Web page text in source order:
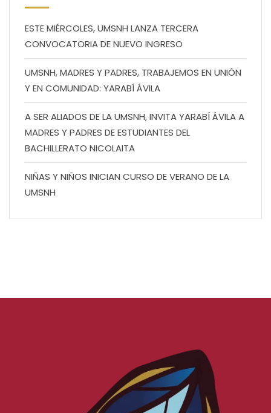
ESTE MIÉRCOLES, UMSNH LANZA TERCERA
CONVOCATORIA DE NUEVO INGRESO
UMSNH, MADRES Y PADRES, TRABAJEMOS EN UNIÓN
Y EN COMUNIDAD: YARABÍ ÁVILA
A SER ALIADOS DE LA UMSNH, INVITA YARABÍ ÁVILA A
MADRES Y PADRES DE ESTUDIANTES DEL
BACHILLERATO NICOLAITA
NIÑAS Y NIÑOS INICIAN CURSO DE VERANO DE LA
UMSNH